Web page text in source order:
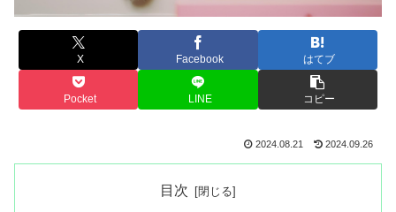
X Facebook はてブ
Pocket LINE コピー
2024.08.21 2024.09.26
目次